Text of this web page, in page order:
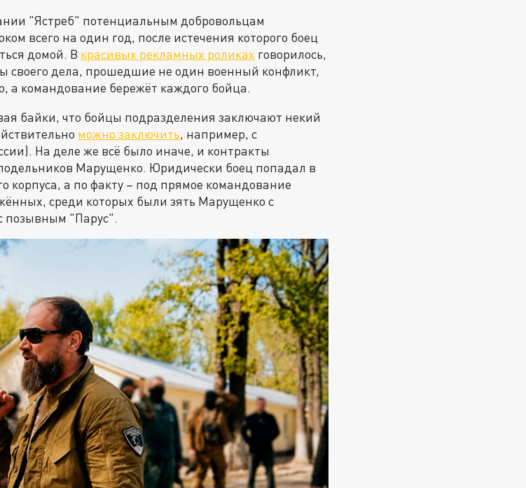
"Ястреб" потенциальным добровольцам
всего на один год, после истечения которого боец
домой. В красивых рекламных роликах говорилось,
своего дела, прошедшие не один военный конфликт,
а командование бережёт каждого бойца.
байки, что бойцы подразделения заключают некий
можно заключить, например, с
На деле же всё было иначе, и контракты
Марущенко. Юридически боец попадал в
корпуса, а по факту – под прямое командование
среди которых были зять Марущенко с
позывным "Парус".